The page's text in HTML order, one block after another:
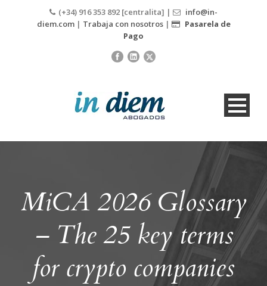
(+34) 916 353 892 [centralita] |
info@in-
diem.com| Trabaja con nosotros|
Pasarela de
Pago
MiCA 2026 Glossary
– The 25 key terms
for crypto companies